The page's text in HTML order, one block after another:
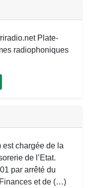
Plate-
radiophoniques
est chargée de la
de l’Etat.
par arrêté du
et de (…)